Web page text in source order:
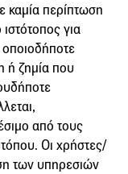
καμία περίπτωση
για
ή ζημία που
από τους
Οι χρήστες/
των υπηρεσιών